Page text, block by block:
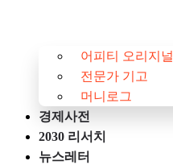
어피티 오리지널
전문가 기고
머니로그
경제사전
2030 리서치
뉴스레터